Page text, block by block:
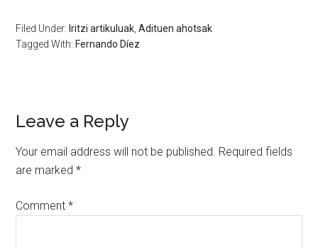
Filed Under: Iritzi artikuluak ,Adituen ahotsak
Tagged With: Fernando Díez
Leave a Reply
Your email address will not be published. Required fields
are marked*
Comment*